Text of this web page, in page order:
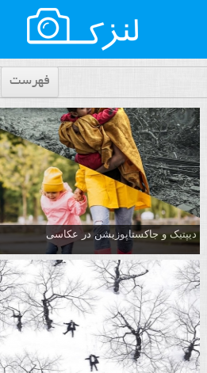
فهرست
دیپتیک و جاکستا‌پوزیشن در عکاسی